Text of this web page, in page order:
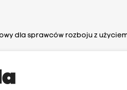
dla sprawców rozboju z